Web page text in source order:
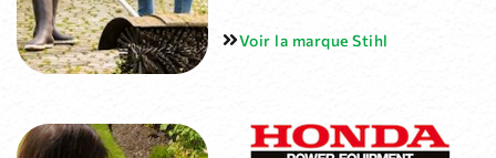
Voir la marque Stihl